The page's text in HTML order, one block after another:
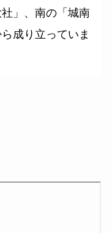
社」、南の「城南
成り立っていま